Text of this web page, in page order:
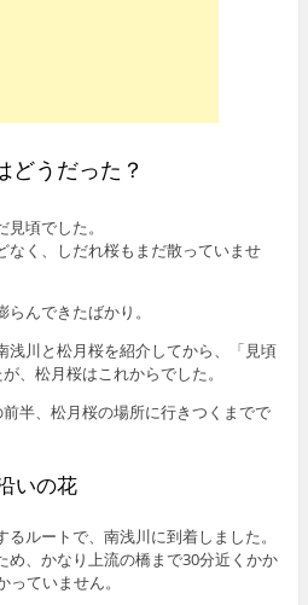
どうだった？
頃でした。
なく、しだれ桜もまだ散っていませ
んできたばかり。
浅川と松月桜を紹介してから、「見頃
、松月桜はこれからでした。
半、松月桜の場所に行きつくまでで
いの花
ルートで、南浅川に到着しました。
め、かなり上流の橋まで30分近くかか
ていません。